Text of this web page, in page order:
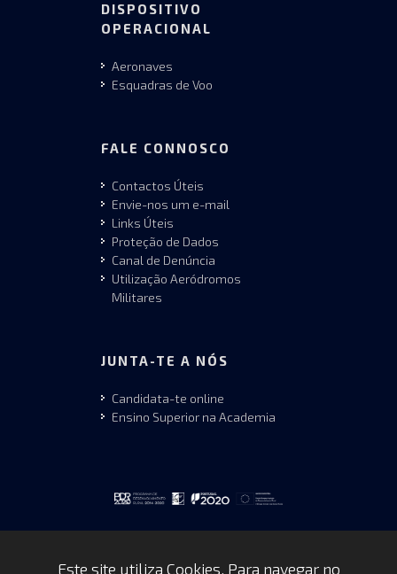
DISPOSITIVO
OPERACIONAL
Aeronaves
Esquadras de Voo
FALE CONNOSCO
Contactos Úteis
Envie-nos um e-mail
Links Úteis
Proteção de Dados
Canal de Denúncia
Utilização Aeródromos
Militares
JUNTA-TE A NÓS
Candidata-te online
Ensino Superior na Academia
Este site utiliza Cookies. Para navegar no